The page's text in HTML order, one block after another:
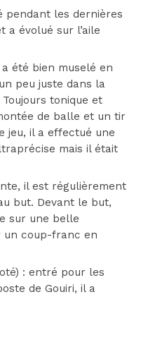
pendant les dernières
a évolué sur l’aile
a été bien muselé en
peu juste dans la
tonique et
de balle et un tir
jeu, il a effectué une
mais il était
il est régulièrement
but. Devant le but,
sur une belle
un coup-franc en
: entré pour les
de Gouiri, il a